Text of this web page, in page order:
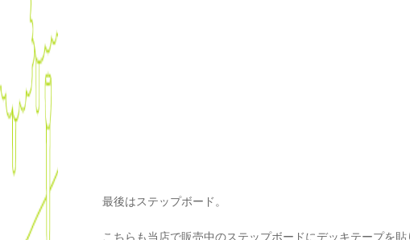
最後はステップボード。
こちらも当店で販売中のステップボードにデッキテープを貼